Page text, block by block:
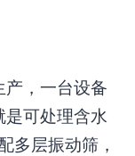
，一台设备
可处理含水
多层振动筛，